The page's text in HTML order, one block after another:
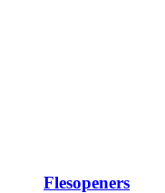
Flesopeners